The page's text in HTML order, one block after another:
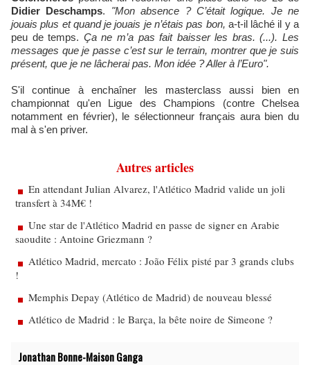
Didier Deschamps. "Mon absence ? C’était logique. Je ne
jouais plus et quand je jouais je n’étais pas bon, a-t-il lâché il y a
peu de temps. Ça ne m’a pas fait baisser les bras. (...). Les
messages que je passe c’est sur le terrain, montrer que je suis
présent, que je ne lâcherai pas. Mon idée ? Aller à l’Euro".
S'il continue à enchaîner les masterclass aussi bien en
championnat qu'en Ligue des Champions (contre Chelsea
notamment en février), le sélectionneur français aura bien du
mal à s'en priver.
Autres articles
En attendant Julian Alvarez, l'Atlético Madrid valide un joli
transfert à 34M€ !
Une star de l'Atlético Madrid en passe de signer en Arabie
saoudite : Antoine Griezmann ?
Atlético Madrid, mercato : João Félix pisté par 3 grands clubs
!
Memphis Depay (Atlético de Madrid) de nouveau blessé
Atlético de Madrid : le Barça, la bête noire de Simeone ?
Jonathan Bonne-Maison Ganga